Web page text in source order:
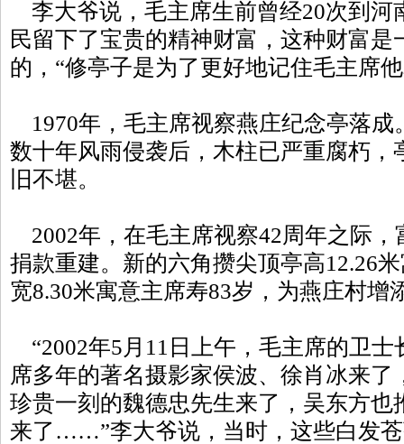
李大爷说，毛主席生前曾经20次到河
民留下了宝贵的精神财富，这种财富
的，“修亭子是为了更好地记住毛主席
1970年，毛主席视察燕庄纪念亭落成
数十年风雨侵袭后，木柱已严重腐朽，
旧不堪。
2002年，在毛主席视察42周年之际，
捐款重建。新的六角攒尖顶亭高12.26
宽8.30米寓意主席寿83岁，为燕庄村增
“2002年5月11日上午，毛主席的卫士
席多年的著名摄影家侯波、徐肖冰来
珍贵一刻的魏德忠先生来了，吴东方也
来了……”李大爷说，当时，这些白发